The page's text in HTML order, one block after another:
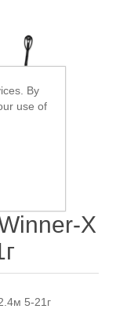
X
5-21г
By
use of